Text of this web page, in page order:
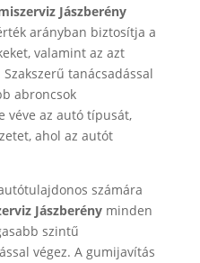
Jászberény
arányban biztosítja a
valamint az azt
tanácsadással
abroncsok
véve az autó típusát,
ahol az autót
számára
Jászberény minden
szintű
végez. A gumijavítás